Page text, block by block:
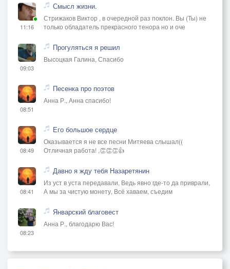
11:16
Смысл жизни.
Стрижаков Виктор , в очередной раз поклон. Вы (Ты) не
только обладатель прекрасного тенора но и оче
09:03
Прогуляться я решил
Высоцкая Галина, Спасибо
08:51
Песенка про поэтов
Анна Р., Анна спасибо!
08:49
Его большое сердце
Оказывается я не все песни Митяева слышал((
Отличная работа! ,👏👏👏👍
08:41
Давно я жду тебя Назаретянин
Из уст в уста передавали, Ведь явно где-то да приврали,
А мы за чистую монету, Всё хаваем, съедим
08:23
Январский благовест
Анна Р., благодарю Вас!